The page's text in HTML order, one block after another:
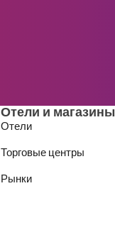
Отели и магазины
Отели
Торговые центры
Рынки